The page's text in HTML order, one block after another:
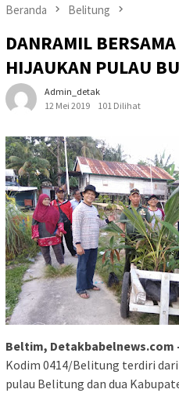
Beranda Belitung
DANRAMIL
HIJAUKAN PULAU
Admin_detak
12 Mei 2019
101 Dilihat
Beltim, Detakbabelnews.com
Kodim 0414/Belitung terdiri
pulau Belitung dan dua